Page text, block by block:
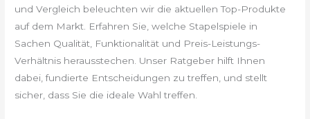
und Vergleich beleuchten wir die aktuellen Top-Produkte
auf dem Markt. Erfahren Sie, welche Stapelspiele in
Sachen Qualität, Funktionalität und Preis-Leistungs-
Verhältnis herausstechen. Unser Ratgeber hilft Ihnen
dabei, fundierte Entscheidungen zu treffen, und stellt
sicher, dass Sie die ideale Wahl treffen.